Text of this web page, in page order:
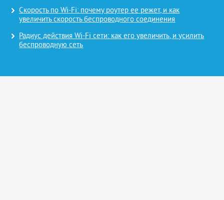
Скорость по Wi-Fi: почему роутер ее режет, и как
увеличить скорость беспроводного соединения
Радиус действия Wi-Fi сети: как его увеличить, и усилить
беспроводную сеть